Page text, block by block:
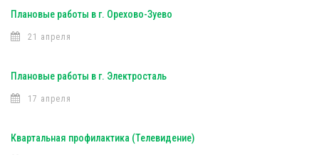
Плановые работы в г. Орехово-Зуево
21 апреля
Плановые работы в г. Электросталь
17 апреля
Квартальная профилактика (Телевидение)